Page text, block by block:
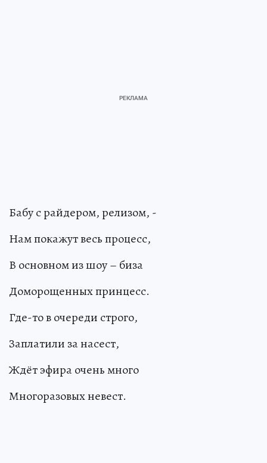
Бабу с райдером, релизом, -
Нам покажут весь процесс,
В основном из шоу – биза
Доморощенных принцесс.
Где-то в очереди строго,
Заплатили за насест,
Ждёт эфира очень много
Многоразовых невест.